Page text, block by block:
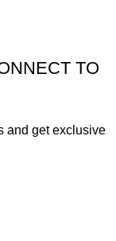
TO
and get exclusive